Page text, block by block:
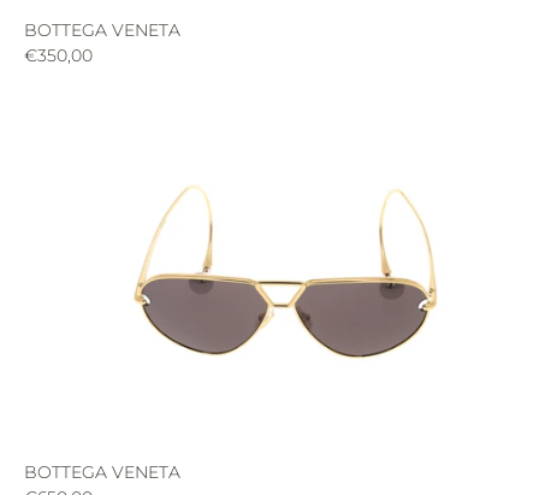
BOTTEGA VENETA
€350,00
BOTTEGA VENETA